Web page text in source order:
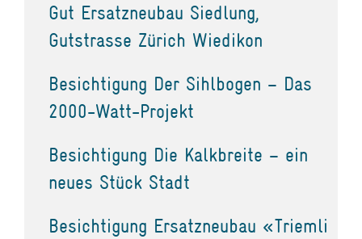
Gut Ersatzneubau Siedlung,
Gutstrasse Zürich Wiedikon
Besichtigung Der Sihlbogen – Das
2000-Watt-Projekt
Besichtigung Die Kalkbreite – ein
neues Stück Stadt
Besichtigung Ersatzneubau «Triemli